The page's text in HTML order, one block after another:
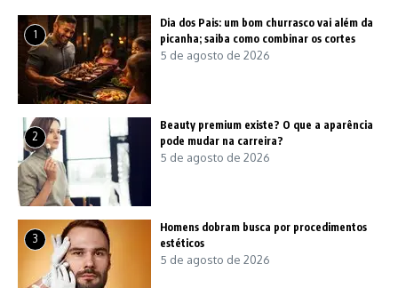
1
Dia dos Pais: um bom churrasco vai além da
picanha; saiba como combinar os cortes
5 de agosto de 2026
2
Beauty premium existe? O que a aparência
pode mudar na carreira?
5 de agosto de 2026
3
Homens dobram busca por procedimentos
estéticos
5 de agosto de 2026